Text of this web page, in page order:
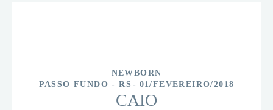
NEWBORN
PASSO FUNDO - RS
01/FEVEREIRO/2018
CAIO